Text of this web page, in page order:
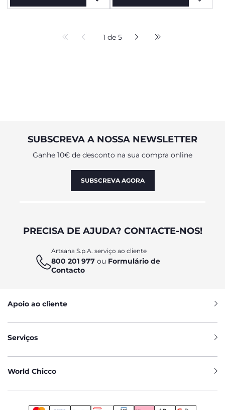
1 de 5
SUBSCREVA A NOSSA NEWSLETTER
Ganhe 10€ de desconto na sua compra online
SUBSCREVA AGORA
PRECISA DE AJUDA? CONTACTE-NOS!
Artsana S.p.A. serviço ao cliente
800 201 977 ou Formulário de
Contacto
Apoio ao cliente
Serviços
World Chicco